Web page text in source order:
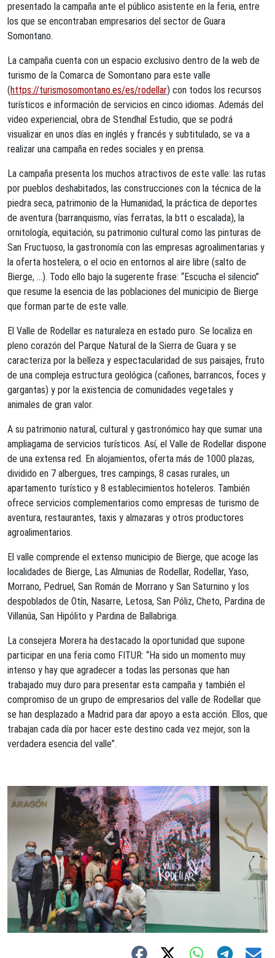
presentado la campaña ante el público asistente en la feria, entre
los que se encontraban empresarios del sector de Guara
Somontano.
La campaña cuenta con un espacio exclusivo dentro de la web de
turismo de la Comarca de Somontano para este valle
(https://turismosomontano.es/es/rodellar) con todos los recursos
turísticos e información de servicios en cinco idiomas. Además del
video experiencial, obra de Stendhal Estudio, que se podrá
visualizar en unos días en inglés y francés y subtitulado, se va a
realizar una campaña en redes sociales y en prensa.
La campaña presenta los muchos atractivos de este valle: las rutas
por pueblos deshabitados, las construcciones con la técnica de la
piedra seca, patrimonio de la Humanidad, la práctica de deportes
de aventura (barranquismo, vías ferratas, la btt o escalada), la
ornitología, equitación, su patrimonio cultural como las pinturas de
San Fructuoso, la gastronomía con las empresas agroalimentarias y
la oferta hostelera, o el ocio en entornos al aire libre (salto de
Bierge, …). Todo ello bajo la sugerente frase: “Escucha el silencio”
que resume la esencia de las poblaciones del municipio de Bierge
que forman parte de este valle.
El Valle de Rodellar es naturaleza en estado puro. Se localiza en
pleno corazón del Parque Natural de la Sierra de Guara y se
caracteriza por la belleza y espectacularidad de sus paisajes, fruto
de una compleja estructura geológica (cañones, barrancos, foces y
gargantas) y por la existencia de comunidades vegetales y
animales de gran valor.
A su patrimonio natural, cultural y gastronómico hay que sumar una
ampliagama de servicios turísticos. Así, el Valle de Rodellar dispone
de una extensa red. En alojamientos, oferta más de 1000 plazas,
dividido en 7 albergues, tres campings, 8 casas rurales, un
apartamento turístico y 8 establecimientos hoteleros. También
ofrece servicios complementarios como empresas de turismo de
aventura, restaurantes, taxis y almazaras y otros productores
agroalimentarios.
El valle comprende el extenso municipio de Bierge, que acoge las
localidades de Bierge, Las Almunias de Rodellar, Rodellar, Yaso,
Morrano, Pedruel, San Román de Morrano y San Saturnino y los
despoblados de Otín, Nasarre, Letosa, San Póliz, Cheto, Pardina de
Villanúa, San Hipólito y Pardina de Ballabriga.
La consejera Morera ha destacado la oportunidad que supone
participar en una feria como FITUR: “Ha sido un momento muy
intenso y hay que agradecer a todas las personas que han
trabajado muy duro para presentar esta campaña y también el
compromiso de un grupo de empresarios del valle de Rodellar que
se han desplazado a Madrid para dar apoyo a esta acción. Ellos, que
trabajan cada día por hacer este destino cada vez mejor, son la
verdadera esencia del valle”.